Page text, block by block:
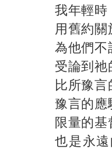
我年輕時
用舊約
為他們不
受論到祂
比所豫
豫言的應
限量的
也是永